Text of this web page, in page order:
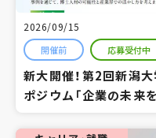
2026/09/15
開催前 応募受付中
新大開催！第2回新潟
ポジウム「企業の未来